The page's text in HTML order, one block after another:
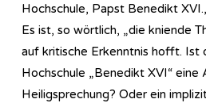
Hochschule, Papst Benedikt
Es ist, so wörtlich, „die kniende
auf kritische Erkenntnis hofft. Ist
Hochschule „Benedikt XVI“
Heiligsprechung? Oder ein